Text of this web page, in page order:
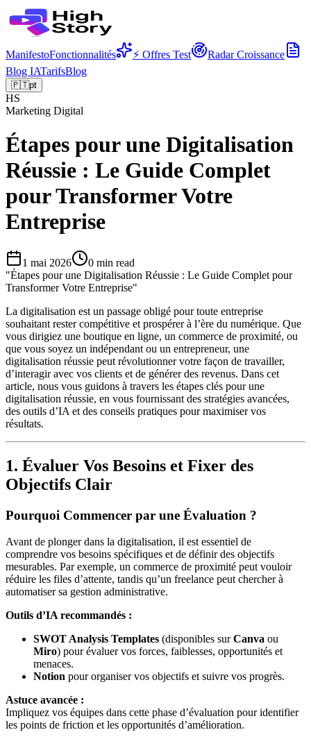
ManifestoFonctionnalités ⚡ Offres Test
Radar Croissance
Blog IATarifsBlog
🇵🇹pt
HS
Marketing Digital
Étapes pour une Digitalisation
Réussie : Le Guide Complet
pour Transformer Votre
Entreprise
1 mai 2026 0 min read
"Étapes pour une Digitalisation Réussie : Le Guide Complet pour
Transformer Votre Entreprise"
La digitalisation est un passage obligé pour toute entreprise
souhaitant rester compétitive et prospérer à l’ère du numérique. Que
vous dirigiez une boutique en ligne, un commerce de proximité, ou
que vous soyez un indépendant ou un entrepreneur, une
digitalisation réussie peut révolutionner votre façon de travailler,
d’interagir avec vos clients et de générer des revenus. Dans cet
article, nous vous guidons à travers les étapes clés pour une
digitalisation réussie, en vous fournissant des stratégies avancées,
des outils d’IA et des conseils pratiques pour maximiser vos
résultats.
1. Évaluer Vos Besoins et Fixer des
Objectifs Clair
Pourquoi Commencer par une Évaluation ?
Avant de plonger dans la digitalisation, il est essentiel de
comprendre vos besoins spécifiques et de définir des objectifs
mesurables. Par exemple, un commerce de proximité peut vouloir
réduire les files d’attente, tandis qu’un freelance peut chercher à
automatiser sa gestion administrative.
Outils d’IA recommandés :
SWOT Analysis Templates (disponibles surCanva ou
Miro) pour évaluer vos forces, faiblesses, opportunités et
menaces.
Notion pour organiser vos objectifs et suivre vos progrès.
Astuce avancée :
Impliquez vos équipes dans cette phase d’évaluation pour identifier
les points de friction et les opportunités d’amélioration.